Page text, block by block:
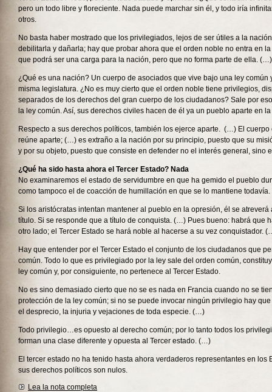
pero un todo libre y floreciente. Nada puede marchar sin él, y todo iría
otros.
No basta haber mostrado que los privilegiados, lejos de ser útiles a la
debilitarla y dañarla; hay que probar ahora que el orden noble no entra en
que podrá ser una carga para la nación, pero que no forma parte de ella. (…)
¿Qué es una nación? Un cuerpo de asociados que vive bajo una ley común
misma legislatura. ¿No es muy cierto que el orden noble tiene privilegios,
separados de los derechos del gran cuerpo de los ciudadanos? Sale por
la ley común. Así, sus derechos civiles hacen de él ya un pueblo aparte en
Respecto a sus derechos políticos, también los ejerce aparte. (…) El cuerpo
reúne aparte; (…) es extraño a la nación por su principio, puesto que su
y por su objeto, puesto que consiste en defender no el interés general, sino
¿Qué ha sido hasta ahora el Tercer Estado? Nada
No examinaremos el estado de servidumbre en que ha gemido el pueblo
como tampoco el de coacción de humillación en que se lo mantiene
Si los aristócratas intentan mantener al pueblo en la opresión, él se atreverá
título. Si se responde que a título de conquista. (…) Pues bueno: habrá que
otro lado; el Tercer Estado se hará noble al hacerse a su vez conquistador.
Hay que entender por el Tercer Estado el conjunto de los ciudadanos que
común. Todo lo que es privilegiado por la ley sale del orden común,
ley común y, por consiguiente, no pertenece al Tercer Estado.
No es sino demasiado cierto que no se es nada en Francia cuando no se
protección de la ley común; si no se puede invocar ningún privilegio hay
el desprecio, la injuria y vejaciones de toda especie. (…)
Todo privilegio…es opuesto al derecho común; por lo tanto todos los
forman una clase diferente y opuesta al Tercer estado. (…)
El tercer estado no ha tenido hasta ahora verdaderos representantes en los
sus derechos políticos son nulos.
Lea la nota completa